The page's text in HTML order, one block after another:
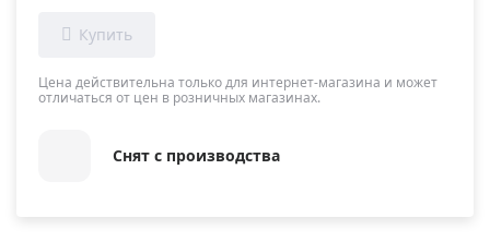
Цена действительна только для интернет-магазина и может
отличаться от цен в розничных магазинах.
Снят с производства